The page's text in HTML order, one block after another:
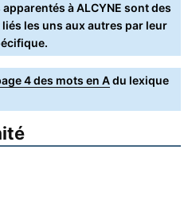
à ALCYNE sont des
les uns aux autres par leur
4 des mots en Adu lexique